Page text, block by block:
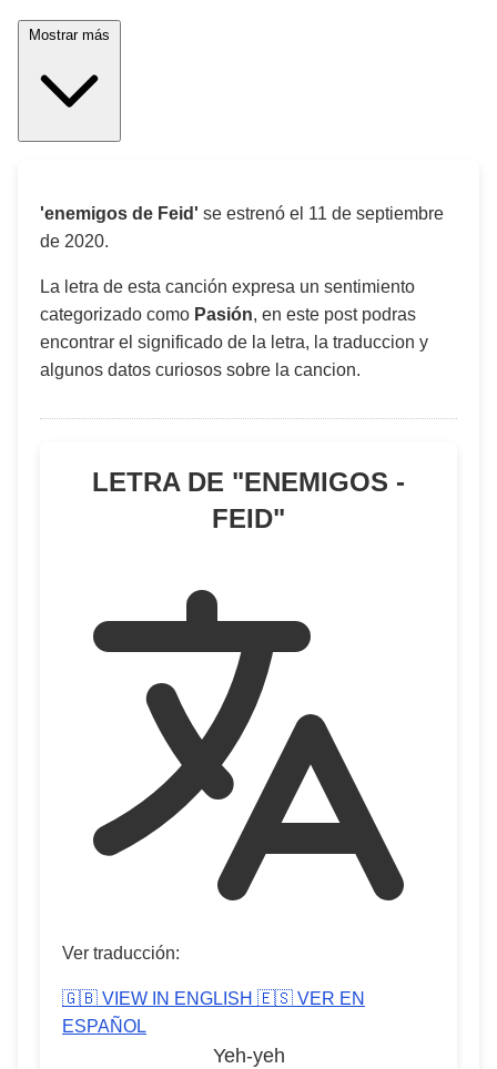
'enemigos de Feid' se estrenó el 11 de septiembre
de 2020.
La letra de esta canción expresa un sentimiento
categorizado como Pasión, en este post podras
encontrar el significado de la letra, la traduccion y
algunos datos curiosos sobre la cancion.
LETRA DE "ENEMIGOS -
FEID"
Ver traducción:
🇬🇧 VIEW IN ENGLISH 🇪🇸 VER EN
ESPAÑOL
Yeh-yeh